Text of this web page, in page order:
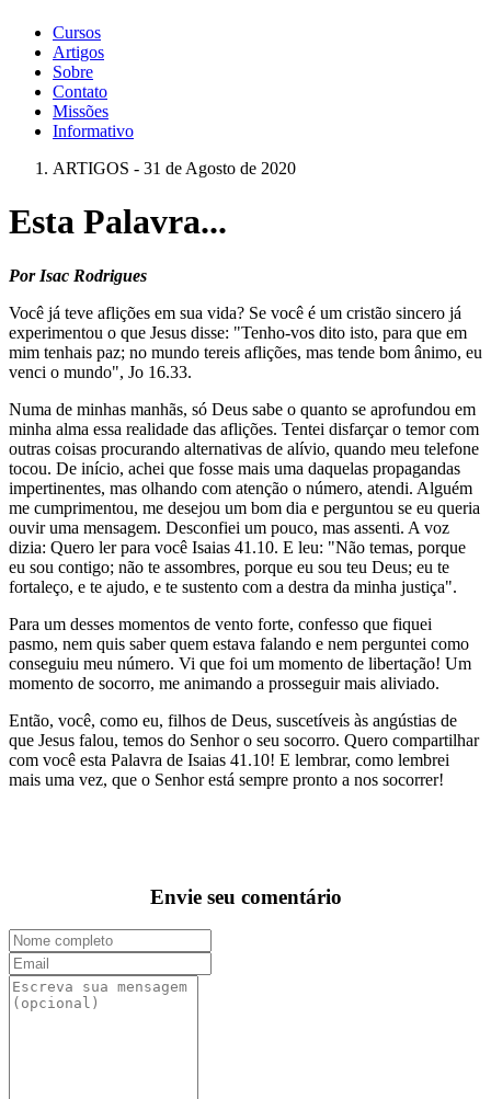
Cursos
Artigos
Sobre
Contato
Missões
Informativo
ARTIGOS - 31 de Agosto de 2020
Esta Palavra...
Por Isac Rodrigues
Você já teve aflições em sua vida? Se você é um cristão sincero já
experimentou o que Jesus disse: "Tenho-vos dito isto, para que em
mim tenhais paz; no mundo tereis aflições, mas tende bom ânimo, eu
venci o mundo", Jo 16.33.
Numa de minhas manhãs, só Deus sabe o quanto se aprofundou em
minha alma essa realidade das aflições. Tentei disfarçar o temor com
outras coisas procurando alternativas de alívio, quando meu telefone
tocou. De início, achei que fosse mais uma daquelas propagandas
impertinentes, mas olhando com atenção o número, atendi. Alguém
me cumprimentou, me desejou um bom dia e perguntou se eu queria
ouvir uma mensagem. Desconfiei um pouco, mas assenti. A voz
dizia: Quero ler para você Isaias 41.10. E leu: "Não temas, porque
eu sou contigo; não te assombres, porque eu sou teu Deus; eu te
fortaleço, e te ajudo, e te sustento com a destra da minha justiça".
Para um desses momentos de vento forte, confesso que fiquei
pasmo, nem quis saber quem estava falando e nem perguntei como
conseguiu meu número. Vi que foi um momento de libertação! Um
momento de socorro, me animando a prosseguir mais aliviado.
Então, você, como eu, filhos de Deus, suscetíveis às angústias de
que Jesus falou, temos do Senhor o seu socorro. Quero compartilhar
com você esta Palavra de Isaias 41.10! E lembrar, como lembrei
mais uma vez, que o Senhor está sempre pronto a nos socorrer!
Envie seu comentário